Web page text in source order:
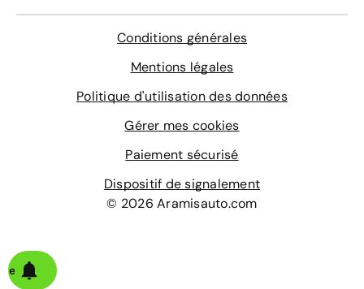
Conditions générales
Mentions légales
Politique d'utilisation des données
Gérer mes cookies
Paiement sécurisé
Dispositif de signalement
© 2026 Aramisauto.com